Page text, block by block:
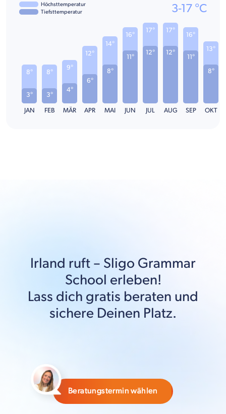
Höchsttemperatur
Tiefsttemperatur
3-17 °C
3°
8°
JAN
3°
8°
FEB
4°
9°
MÄR
6°
12°
APR
8°
14°
MAI
11°
16°
JUN
12°
17°
JUL
12°
17°
AUG
11°
16°
SEP
8°
13°
OKT
Irland ruft – Sligo Grammar
School erleben!
Lass dich gratis beraten und
sichere Deinen Platz.
Beratungstermin wählen